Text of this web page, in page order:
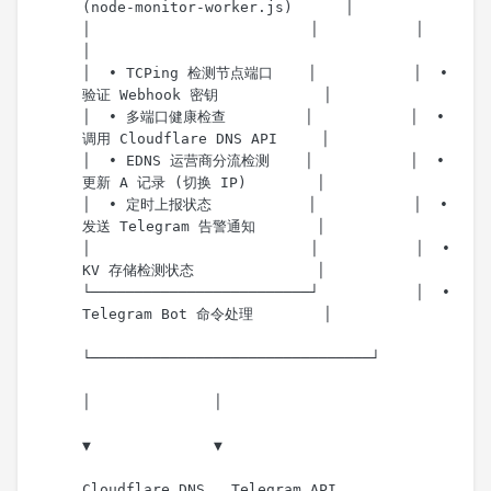
(node-monitor-worker.js)      │
│  • TCPing 检测节点端口    │           │  •
验证 Webhook 密钥            │
│  • 多端口健康检查         │           │  •
调用 Cloudflare DNS API     │
│  • EDNS 运营商分流检测    │           │  •
更新 A 记录 (切换 IP)        │
│  • 定时上报状态           │           │  •
发送 Telegram 告警通知       │
│                         │           │  •
KV 存储检测状态              │
└─────────────────────────┘           │  •
Telegram Bot 命令处理        │
└────────────────────────────────┘
▼              ▼